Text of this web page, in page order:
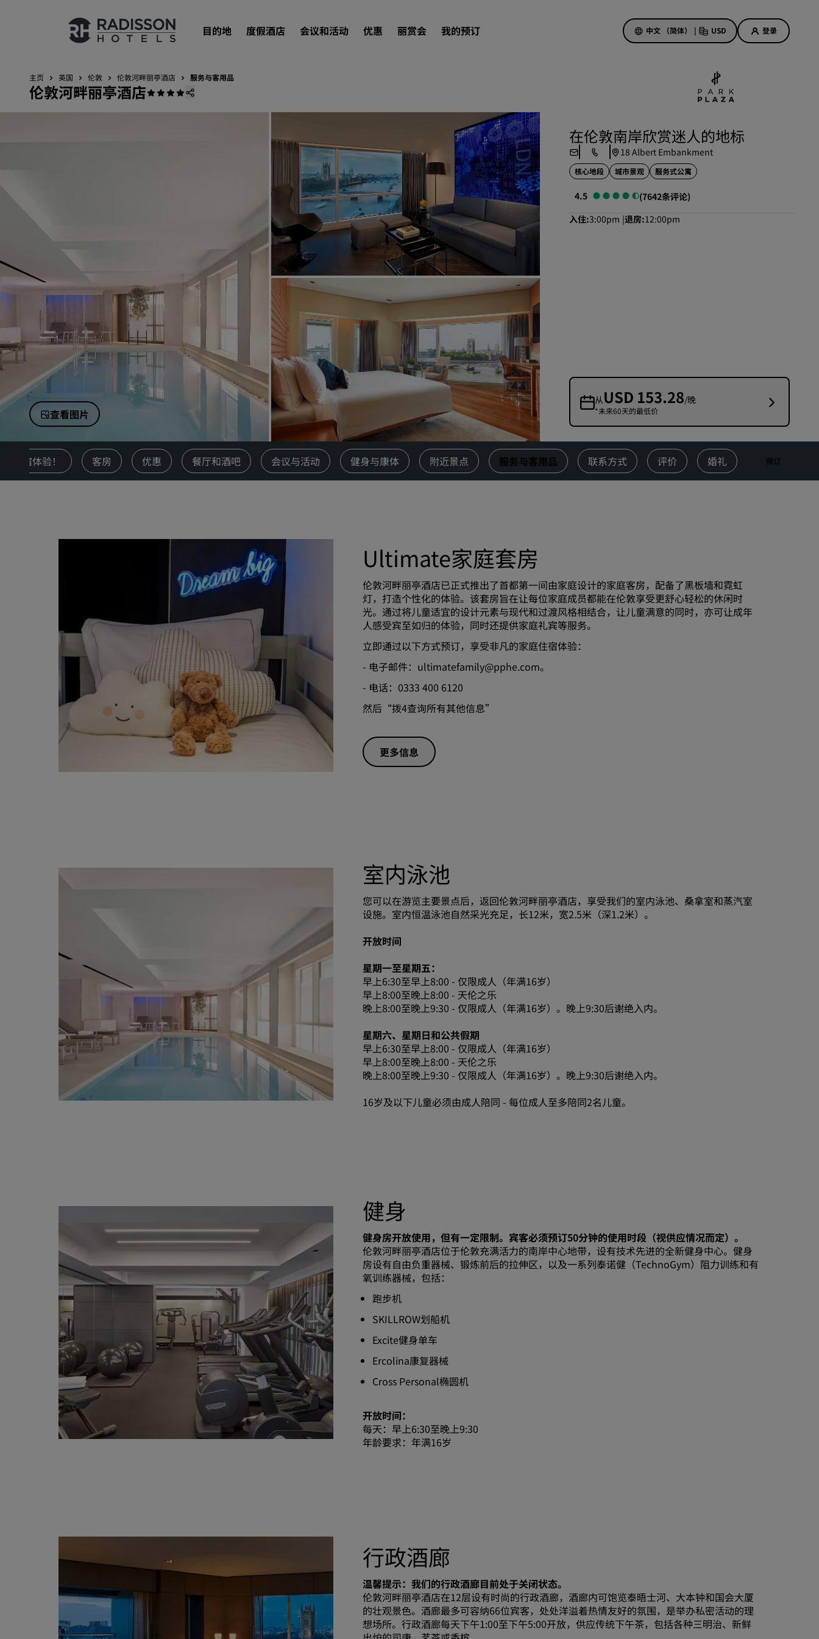
目的地 度假酒店 会议和活动 优惠 丽赏会 我的预订 中文 （简体） | USD 登录
我们的品牌
中国附属品牌
度假酒店
服务式公寓
机场酒店
新开业和即将开业的酒店
会议和活动
探索丽笙会议
预订会议空间
请求报价
行业方案
搜索航班
搜索航班
餐饮
搜索餐厅
数字服务
美好的初遇，丰厚的奖励
当日特惠
提前预订
查看套餐
旅行灵感
访问我们的博客
丽赏会
了解丽赏会
礼遇
如何使用积分
主页 英国 伦敦 伦敦河畔丽亭酒店 服务与客用品
伦敦河畔丽亭酒店
查看图片
在伦敦南岸欣赏迷人的地标
18 Albert Embankment
核心地段 城市景观 服务式公寓
4.5
(7642条评论)
入住 3:00pm 退房 12:00pm
从USD 153.28/晚
*未来60天的最低价
住宿体验！ 客房 优惠 餐厅和酒吧 会议与活动 健身与康体 附近景点 服务与客用品 联系方式 评价 婚礼 预订
Ultimate家庭套房
伦敦河畔丽亭酒店已正式推出了首都第一间由家庭设计的家庭客房，配备了黑板墙和霓虹
灯，打造个性化的体验。该套房旨在让每位家庭成员都能在伦敦享受更舒心轻松的休闲时
光。通过将儿童适宜的设计元素与现代和过渡风格相结合，让儿童满意的同时，亦可让成年
人感受宾至如归的体验，同时还提供家庭礼宾等服务。
立即通过以下方式预订，享受非凡的家庭住宿体验：
- 电子邮件：ultimatefamily@pphe.com。
- 电话：0333 400 6120
然后“拨4查询所有其他信息”
更多信息
室内泳池
您可以在游览主要景点后，返回伦敦河畔丽亭酒店，享受我们的室内泳池、桑拿室和蒸汽室
设施。室内恒温泳池自然采光充足，长12米，宽2.5米（深1.2米）。
开放时间
星期一至星期五：
早上6:30至早上8:00 - 仅限成人（年满16岁）
早上8:00至晚上8:00 - 天伦之乐
晚上8:00至晚上9:30 - 仅限成人（年满16岁）。晚上9:30后谢绝入内。
星期六、星期日和公共假期
早上6:30至早上8:00 - 仅限成人（年满16岁）
早上8:00至晚上8:00 - 天伦之乐
晚上8:00至晚上9:30 - 仅限成人（年满16岁）。晚上9:30后谢绝入内。
16岁及以下儿童必须由成人陪同 - 每位成人至多陪同2名儿童。
健身
健身房开放使用，但有一定限制。宾客必须预订50分钟的使用时段（视供应情况而定）。
伦敦河畔丽亭酒店位于伦敦充满活力的南岸中心地带，设有技术先进的全新健身中心。健身
房设有自由负重器械、锻炼前后的拉伸区，以及一系列泰诺健（TechnoGym）阻力训练和有
氧训练器械，包括：
跑步机
SKILLROW划船机
Excite健身单车
Ercolina康复器械
Cross Personal椭圆机
开放时间：
每天：早上6:30至晚上9:30
年龄要求：年满16岁
行政酒廊
温馨提示：我们的行政酒廊目前处于关闭状态。
伦敦河畔丽亭酒店在12层设有时尚的行政酒廊，酒廊内可饱览泰晤士河、大本钟和国会大厦
的壮观景色。酒廊最多可容纳66位宾客，处处洋溢着热情友好的氛围，是举办私密活动的理
想场所。行政酒廊每天下午1:00至下午5:00开放，供应传统下午茶，包括各种三明治、新鲜